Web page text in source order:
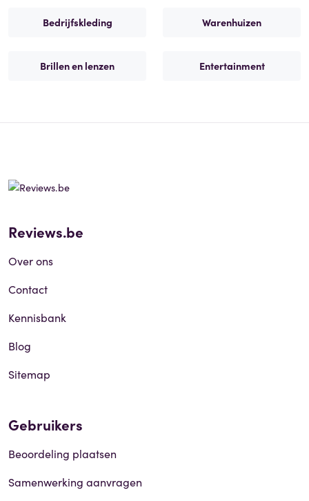
Bedrijfskleding Warenhuizen
Brillen en lenzen Entertainment
Reviews.be
Over ons
Contact
Kennisbank
Blog
Sitemap
Gebruikers
Beoordeling plaatsen
Samenwerking aanvragen